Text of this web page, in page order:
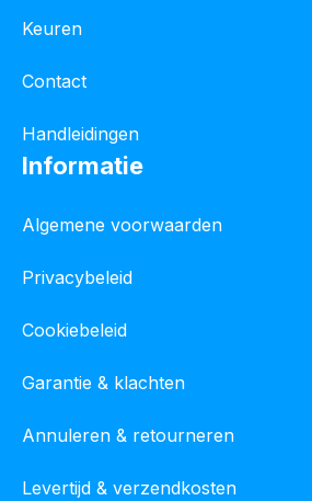
Keuren
Contact
Handleidingen
Informatie
Algemene voorwaarden
Privacybeleid
Cookiebeleid
Garantie & klachten
Annuleren & retourneren
Levertijd & verzendkosten